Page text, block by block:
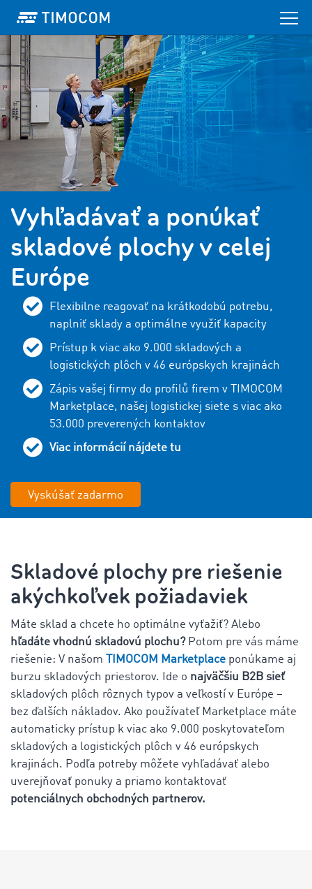
Vyhľadávať a ponúkať
skladové plochy v celej
Európe
Flexibilne reagovať na krátkodobú potrebu,
naplniť sklady a optimálne využiť kapacity
Prístup k viac ako 9.000 skladových a
logistických plôch v 46 európskych krajinách
Zápis vašej firmy do profilů firem v TIMOCOM
Marketplace, našej logistickej siete s viac ako
53.000 preverených kontaktov
Viac informácií nájdete tu
Vyskúšať zadarmo
Skladové plochy pre riešenie
akýchkoľvek požiadaviek
Máte sklad a chcete ho optimálne vyťažiť? Alebo
hľadáte vhodnú skladovú plochu?Potom pre vás máme
riešenie: V našom
TIMOCOM Marketplace ponúkame aj
burzu skladových priestorov. Ide o najväčšiu B2B sieť
skladových plôch rôznych typov a veľkostí v Európe –
bez ďalších nákladov. Ako používateľ Marketplace máte
automaticky prístup k viac ako 9.000 poskytovateľom
skladových a logistických plôch v 46 európskych
krajinách. Podľa potreby môžete vyhľadávať alebo
uverejňovať ponuky a priamo kontaktovať
potenciálnych obchodných partnerov.